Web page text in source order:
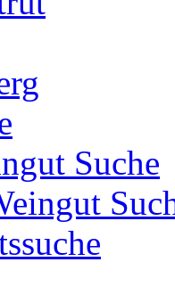
Suche